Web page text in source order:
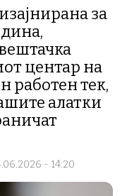
за
центар на
работен тек,
алатки
- 14:20